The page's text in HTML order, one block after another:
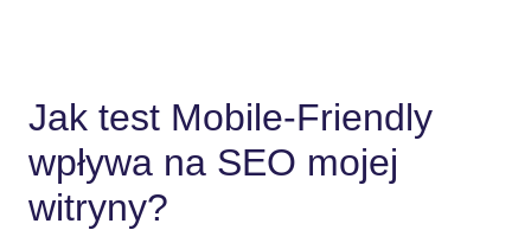
Jak test Mobile-Friendly
wpływa na SEO mojej
witryny?